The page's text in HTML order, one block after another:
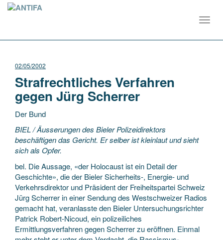
02/05/2002
Strafrechtliches Verfahren
gegen Jürg Scherrer
Der Bund
BIEL / Äusserungen des Bieler Polizeidirektors
beschäftigen das Gericht. Er selber ist kleinlaut und sieht
sich als Opfer.
bel. Die Aussage, «der Holocaust ist ein Detail der
Geschichte», die der Bieler Sicherheits-, Energie- und
Verkehrsdirektor und Präsident der Freiheitspartei Schweiz
Jürg Scherrer in einer Sendung des Westschweizer Radios
gemacht hat, veranlasste den Bieler Untersuchungsrichter
Patrick Robert-Nicoud, ein polizeiliches
Ermittlungsverfahren gegen Scherrer zu eröffnen. Einmal